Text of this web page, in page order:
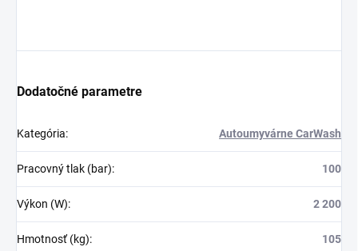
Dodatočné parametre
Kategória: Autoumyvárne CarWash
Pracovný tlak (bar): 100
Výkon (W): 2 200
Hmotnosť (kg): 105